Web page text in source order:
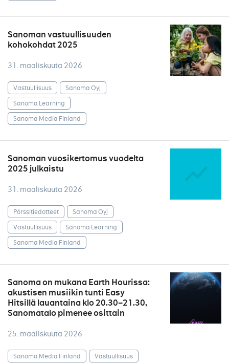
Sanoman vastuullisuuden
kohokohdat 2025
31. maaliskuuta 2026
Vastuullisuus
Sanoma Oyj
Sanoma Learning
Sanoma Media Finland
Sanoman vuosikertomus vuodelta
2025 julkaistu
31. maaliskuuta 2026
Pörssitiedotteet
Sanoma Oyj
Vastuullisuus
Sanoma Learning
Sanoma Media Finland
Sanoma on mukana Earth Hourissa:
akustisen musiikin tunti Easy
Hitsillä lauantaina klo 20.30–21.30,
Sanomatalo pimenee osittain
25. maaliskuuta 2026
Sanoma Media Finland Vastuullisuus